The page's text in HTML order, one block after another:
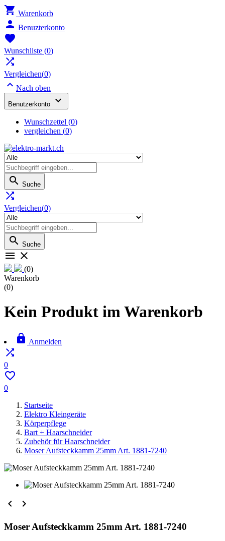
 Warenkorb
 Benuzterkonto

Wunschliste (0)

Vergleichen(0)
 Nach oben
Benutzerkonto 
Wunschzettel (0)
vergleichen (0)
 Suche

Vergleichen(0)
 Suche
 
(0)
Warenkorb
(0)
Kein Produkt im Warenkorb
 Anmelden

0

0
Startseite
Elektro Kleingeräte
Körperpflege
Bart + Haarschneider
Zubehör für Haarschneider
Moser Aufsteckkamm 25mm Art. 1881-7240
 
Moser Aufsteckkamm 25mm Art. 1881-7240